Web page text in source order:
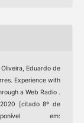
Eduardo de
Experience with
a Web Radio .
[citado 8º de
em: